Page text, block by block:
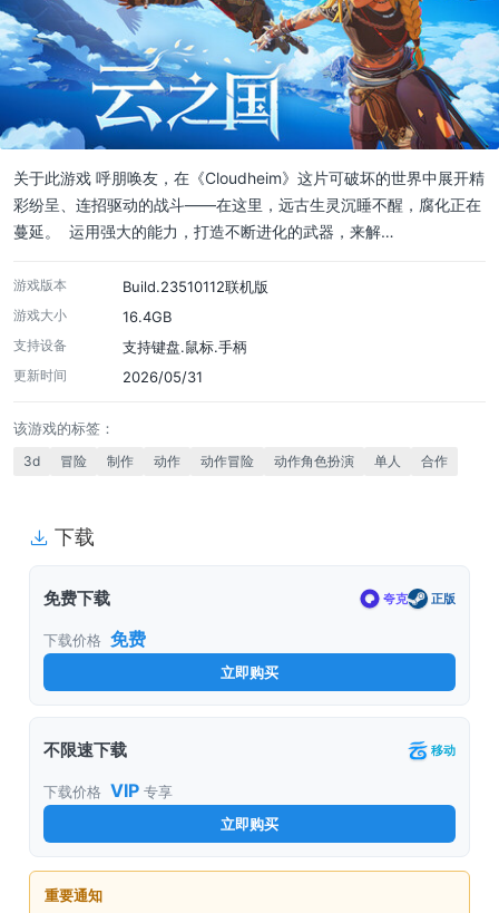
关于此游戏 呼朋唤友，在《Cloudheim》这片可破坏的世界中展开精
彩纷呈、连招驱动的战斗——在这里，远古生灵沉睡不醒，腐化正在
蔓延。 运用强大的能力，打造不断进化的武器，来解…
游戏版本 Build.23510112联机版
游戏大小 16.4GB
支持设备 支持键盘.鼠标.手柄
更新时间 2026/05/31
该游戏的标签：
3d 冒险 制作 动作 动作冒险 动作角色扮演 单人 合作
下载
免费下载 夸克 正版
下载价格 免费
立即购买
不限速下载 移动
下载价格 VIP 专享
立即购买
重要通知